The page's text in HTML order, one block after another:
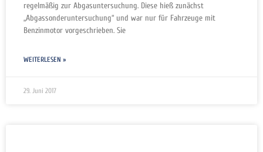
regelmäßig zur Abgasuntersuchung. Diese hieß zunächst
„Abgassonderuntersuchung“ und war nur für Fahrzeuge mit
Benzinmotor vorgeschrieben. Sie
WEITERLESEN »
29. Juni 2017